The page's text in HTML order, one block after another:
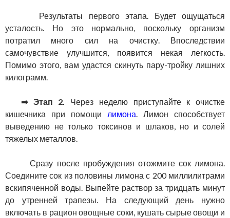
Результаты первого этапа. Будет ощущаться
усталость. Но это нормально, поскольку организм
потратил много сил на очистку. Впоследствии
самочувствие улучшится, появится некая легкость.
Помимо этого, вам удастся скинуть пару-тройку лишних
килограмм.
➡ Этап 2. Через неделю приступайте к очистке
кишечника при помощи лимона. Лимон способствует
выведению не только токсинов и шлаков, но и солей
тяжелых металлов.
Сразу после пробуждения отожмите сок лимона.
Соедините сок из половины лимона с 200 миллилитрами
вскипяченной воды. Выпейте раствор за тридцать минут
до утренней трапезы. На следующий день нужно
включать в рацион овощные соки, кушать сырые овощи и